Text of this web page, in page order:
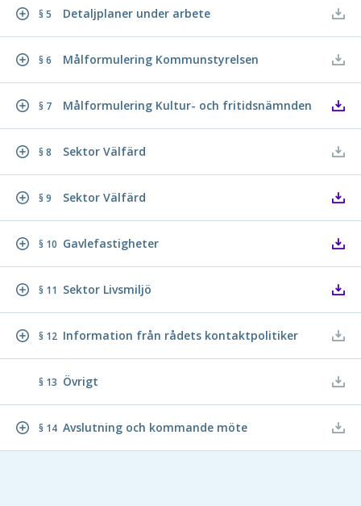
§ 5 Detaljplaner under arbete
§ 6 Målformulering Kommunstyrelsen
§ 7 Målformulering Kultur- och fritidsnämnden
§ 8 Sektor Välfärd
§ 9 Sektor Välfärd
§ 10 Gavlefastigheter
§ 11 Sektor Livsmiljö
§ 12 Information från rådets kontaktpolitiker
§ 13 Övrigt
§ 14 Avslutning och kommande möte